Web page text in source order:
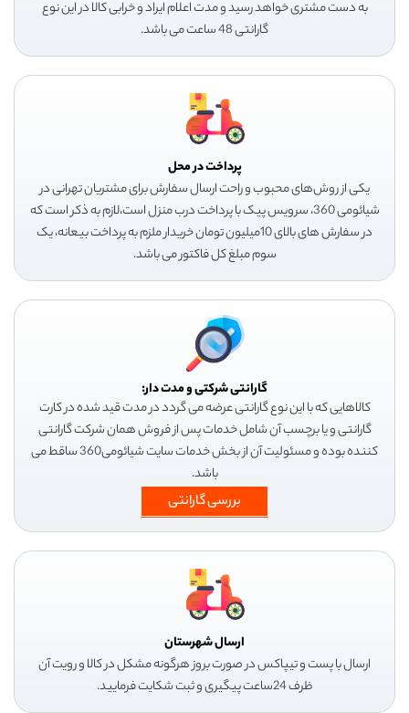
به دست مشتری خواهد رسید و مدت اعلام ایراد و خرابی کالا در این نوع
گارانتی 48 ساعت می باشد.
پرداخت در محل
یکی از روش‌های محبوب و راحت ارسال سفارش برای مشتریان تهرانی در
شیائومی 360، سرویس پیک با پرداخت درب منزل است،لازم به ذکر است که
در سفارش های بالای 10میلیون تومان خریدار ملزم به پرداخت بیعانه، یک
سوم مبلغ کل فاکتور می باشد.
گارانتی شرکتی و مدت دار:
کالاهایی که با این نوع گارانتی عرضه می گردد در مدت قید شده در کارت
گارانتی و یا برچسب آن شامل خدمات پس از فروش همان شرکت گارانتی
کننده بوده و مسئولیت آن از بخش خدمات سایت شیائومی360 ساقط می
باشد.
بررسی گارانتی
ارسال شهرستان
ارسال با پست و تیپاکس در صورت بروز هرگونه مشکل در کالا و رویت آن
ظرف 24ساعت پیگیری و ثبت شکایت فرمایید.